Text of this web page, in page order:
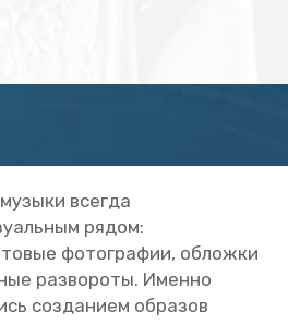
все­гда
рядом:
фо­то­гра­фии, об­лож­ки
раз­во­ро­ты. Имен­но
со­зда­ни­ем об­ра­зов